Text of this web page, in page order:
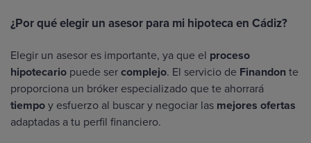
¿Por qué elegir un asesor para mi hipoteca en Cádiz?
Elegir un asesor es importante, ya que el proceso
hipotecario puede sercomplejo. El servicio de Finandonte
proporciona un bróker especializado que te ahorrará
tiempoy esfuerzo al buscar y negociar las mejores ofertas
adaptadas a tu perfil financiero.